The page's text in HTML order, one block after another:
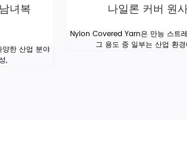
녀복
한 산업 분야
,
나일론 커버 원
Nylon Covered Yarn은 만능 스트
그 용도 중 일부는 산업 환